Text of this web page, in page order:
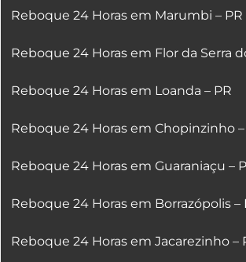
Reboque 24 Horas em Marumbi – PR
Reboque 24 Horas em Flor da Serra
Reboque 24 Horas em Loanda – PR
Reboque 24 Horas em Chopinzinho –
Reboque 24 Horas em Guaraniaçu –
Reboque 24 Horas em Borrazópolis –
Reboque 24 Horas em Jacarezinho –